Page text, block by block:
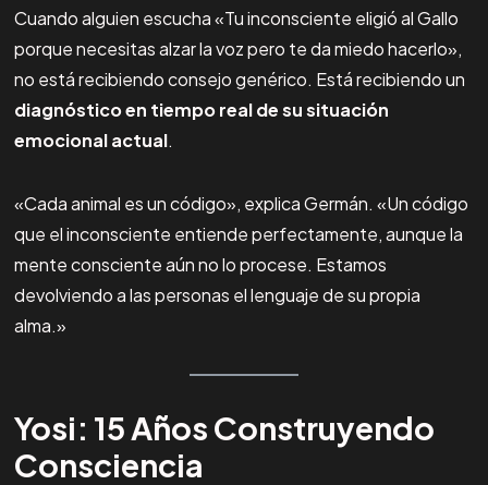
Cuando alguien escucha «Tu inconsciente eligió al Gallo
porque necesitas alzar la voz pero te da miedo hacerlo»,
no está recibiendo consejo genérico. Está recibiendo un
diagnóstico en tiempo real de su situación
emocional actual.
«Cada animal es un código», explica Germán. «Un código
que el inconsciente entiende perfectamente, aunque la
mente consciente aún no lo procese. Estamos
devolviendo a las personas el lenguaje de su propia
alma.»
Yosi: 15 Años Construyendo
Consciencia